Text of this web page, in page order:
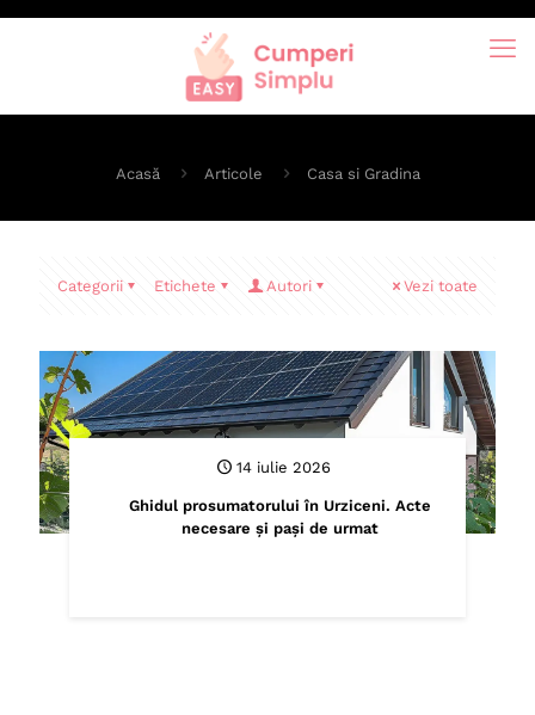
Acasă Articole Casa si Gradina
Categorii Etichete Autori Vezi toate
14 iulie 2026
Ghidul prosumatorului în Urziceni. Acte
necesare și pași de urmat